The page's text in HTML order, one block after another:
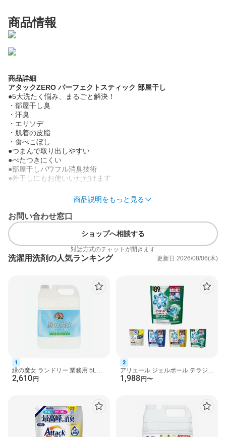
商品情報
商品詳細
アタックZERO パーフェクトスティック 部屋干し
●5大洗たく悩み、まるごと解決！
・部屋干し臭
・汗臭
・エリソデ
・肌着の皮脂
・食べこぼし
●つまんで取り出しやすい
●べたつきにくい
●部屋干しパワフル消臭技術
●外干しにもお使いいただけます
(1)袋から取り出してそのまま洗たく槽の底に入れる
・ドラム式は洗たく槽の底の奥の方へ入れる
(2)洗たく物を後から入れてお洗たくスタート！
・洗たく槽の底にスティックを入れることで、外側のフィルムが
効果的に水に溶けます。
・洗たく物の量は詰め込みすぎない。
界面活性剤(22％、 ポリオキシエチレンアルキルエーテル、純石
けん分(脂肪酸ナトリウム))、アルカリ剤(炭酸塩)、水軟化剤(アル
ミノけい酸塩)、酵素活性化剤(硫酸塩)、分散剤、抗菌剤、香料、
・子供やペットの手の届く所に置かない。
・口に入れたり、飲み込んだりしない。
・認知症の方などの誤食を防ぐため、置き場所に注意する。
・下洗いや手洗いに使用しない。
・使用後は、手を水でよく洗う。
・落下、転倒するところに置かない。
・やわらかい素材のため、開封前の破損や粉漏れに注意してお取
商品説明をもっと見る
お問い合わせ窓口
ショップへ相談する
対話方式のチャットが開きます
洗濯用洗剤の人気ランキング 更新日:2026/08/06(木)
1
緑の魔女 ランドリー 業務用 5L
【緑の魔女】 洗濯洗剤
2,610 円
2
アリエール ジェルボール テラジャ
ンボ 洗濯洗剤 詰替 【アリエール
1,988 円〜